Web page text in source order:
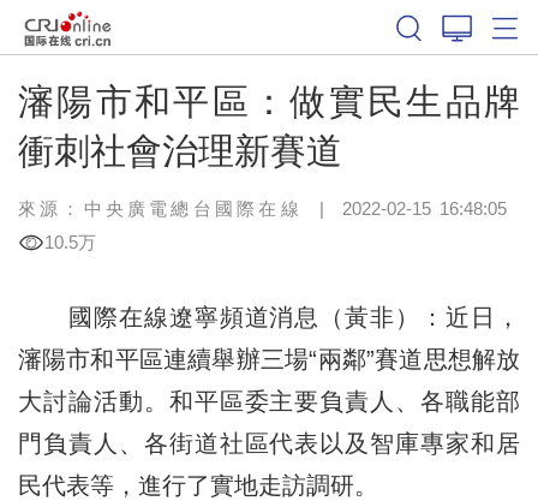
瀋陽市和平區：做實民生品牌
衝刺社會治理新賽道
來源：中央廣電總台國際在線 | 2022-02-15 16:48:05
10.5万
國際在線遼寧頻道消息（黃非）：近日，
瀋陽市和平區連續舉辦三場“兩鄰”賽道思想解放
大討論活動。和平區委主要負責人、各職能部
門負責人、各街道社區代表以及智庫專家和居
民代表等，進行了實地走訪調研。